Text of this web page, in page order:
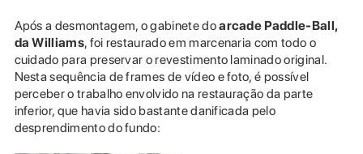
Após a desmontagem, o gabinete doarcade Paddle-Ball,
da Williams, foi restaurado em marcenaria com todo o
cuidado para preservar o revestimento laminado original.
Nesta sequência de frames de vídeo e foto, é possível
perceber o trabalho envolvido na restauração da parte
inferior, que havia sido bastante danificada pelo
desprendimento do fundo: